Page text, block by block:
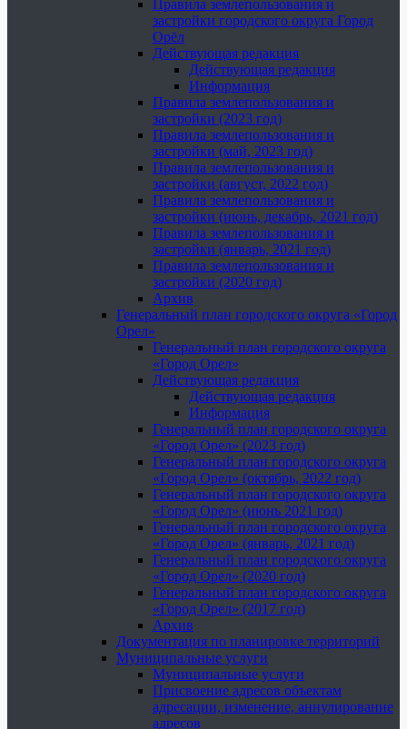
Правила землепользования и
застройки городского округа Город
Орёл
Действующая редакция
Действующая редакция
Информация
Правила землепользования и
застройки (2023 год)
Правила землепользования и
застройки (май, 2023 год)
Правила землепользования и
застройки (август, 2022 год)
Правила землепользования и
застройки (июнь, декабрь, 2021 год)
Правила землепользования и
застройки (январь, 2021 год)
Правила землепользования и
застройки (2020 год)
Архив
Генеральный план городского округа «Город
Орел»
Генеральный план городского округа
«Город Орел»
Действующая редакция
Действующая редакция
Информация
Генеральный план городского округа
«Город Орел» (2023 год)
Генеральный план городского округа
«Город Орел» (октябрь, 2022 год)
Генеральный план городского округа
«Город Орел» (июнь 2021 год)
Генеральный план городского округа
«Город Орел» (январь, 2021 год)
Генеральный план городского округа
«Город Орел» (2020 год)
Генеральный план городского округа
«Город Орел» (2017 год)
Архив
Документация по планировке территорий
Муниципальные услуги
Муниципальные услуги
Присвоение адресов объектам
адресации, изменение, аннулирование
адресов